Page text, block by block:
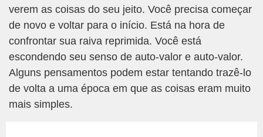
verem as coisas do seu jeito. Você precisa começar
de novo e voltar para o início. Está na hora de
confrontar sua raiva reprimida. Você está
escondendo seu senso de auto-valor e auto-valor.
Alguns pensamentos podem estar tentando trazê-lo
de volta a uma época em que as coisas eram muito
mais simples.